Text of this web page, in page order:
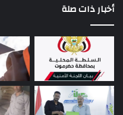
أخبار ذات صلة